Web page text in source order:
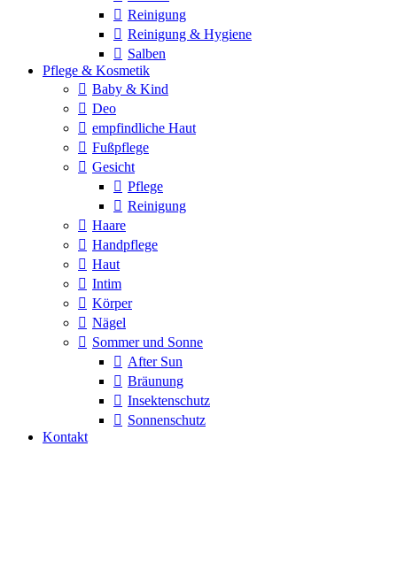
Reinigung
Reinigung & Hygiene
Salben
Pflege & Kosmetik
Baby & Kind
Deo
empfindliche Haut
Fußpflege
Gesicht
Pflege
Reinigung
Haare
Handpflege
Haut
Intim
Körper
Nägel
Sommer und Sonne
After Sun
Bräunung
Insektenschutz
Sonnenschutz
Kontakt